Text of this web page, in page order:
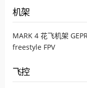
机架
MARK 4 花飞机架
freestyle FPV
飞控